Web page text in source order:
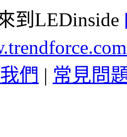
到LEDinside
們 | 常見問